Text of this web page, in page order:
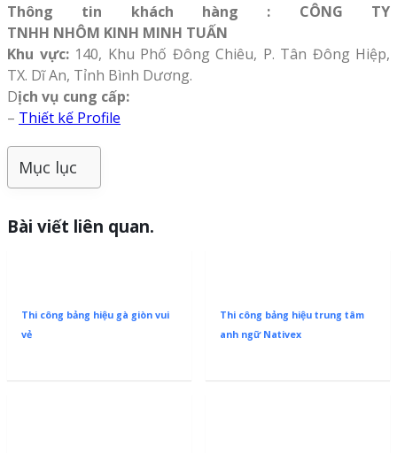
Thông tin khách hàng : CÔNG TY
TNHH NHÔM KINH MINH TUẤN
Khu vực: 140, Khu Phố Đông Chiêu, P. Tân Đông Hiệp,
TX. Dĩ An, Tỉnh Bình Dương.
Dịch vụ cung cấp:
– Thiết kế Profile
Mục lục
Bài viết liên quan.
Thi công bảng hiệu gà giòn vui
vẻ
Thi công bảng hiệu trung tâm
anh ngữ Nativex